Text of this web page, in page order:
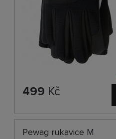
499 Kč
Pewag rukavice M